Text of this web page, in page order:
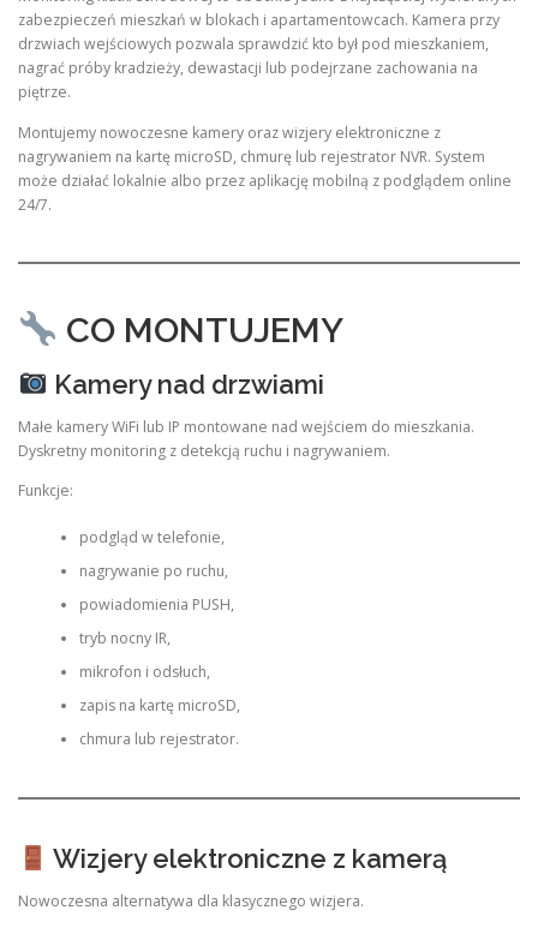
zabezpieczeń mieszkań w blokach i apartamentowcach. Kamera przy
drzwiach wejściowych pozwala sprawdzić kto był pod mieszkaniem,
nagrać próby kradzieży, dewastacji lub podejrzane zachowania na
piętrze.
Montujemy nowoczesne kamery oraz wizjery elektroniczne z
nagrywaniem na kartę microSD, chmurę lub rejestrator NVR. System
może działać lokalnie albo przez aplikację mobilną z podglądem online
24/7.
CO MONTUJEMY
Kamery nad drzwiami
Małe kamery WiFi lub IP montowane nad wejściem do mieszkania.
Dyskretny monitoring z detekcją ruchu i nagrywaniem.
Funkcje:
podgląd w telefonie,
nagrywanie po ruchu,
powiadomienia PUSH,
tryb nocny IR,
mikrofon i odsłuch,
zapis na kartę microSD,
chmura lub rejestrator.
Wizjery elektroniczne z kamerą
Nowoczesna alternatywa dla klasycznego wizjera.